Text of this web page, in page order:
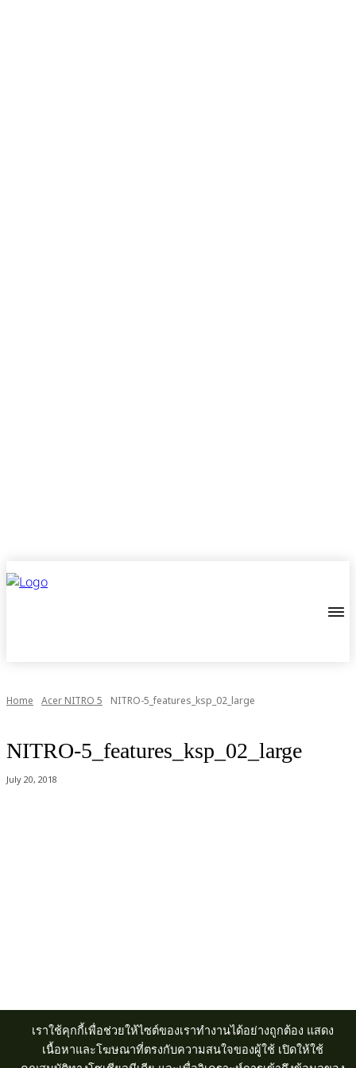
เราใช้คุกกี้เพื่อช่วยให้ไซต์ของเราทำงานได้อย่างถูกต้อง แสดง
เนื้อหาและโฆษณาที่ตรงกับความสนใจของผู้ใช้ เปิดให้ใช้
Home Acer NITRO 5 NITRO-5_features_ksp_02_large
NITRO-5_features_ksp_02_large
July 20, 2018